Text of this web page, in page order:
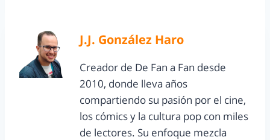
J.J. González Haro
Creador de De Fan a Fan desde
2010, donde lleva años
compartiendo su pasión por el cine,
los cómics y la cultura pop con miles
de lectores. Su enfoque mezcla